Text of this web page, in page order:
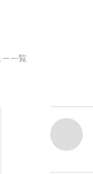
ー一覧